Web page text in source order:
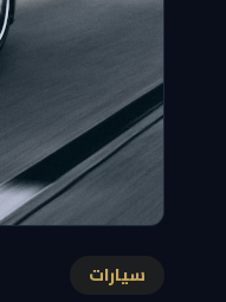
سيارات